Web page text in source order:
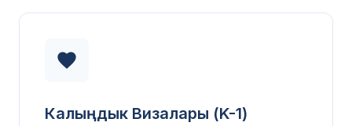
Калыңдык Визалары (K-1)